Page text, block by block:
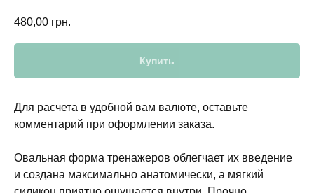
480,00 грн.
Купить
Для расчета в удобной вам валюте, оставьте
комментарий при оформлении заказа.
Овальная форма тренажеров облегчает их введение
и создана максимально анатомически, а мягкий